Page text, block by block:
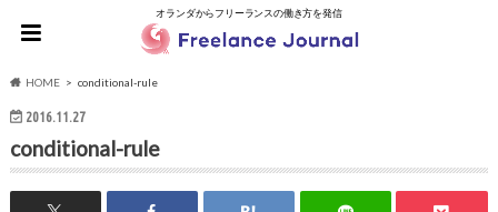
オランダからフリーランスの働き方を発信
HOME conditional-rule
2016.11.27
conditional-rule